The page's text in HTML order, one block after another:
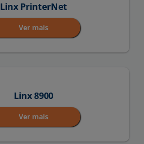
Linx PrinterNet
Ver mais
Linx 8900
Ver mais